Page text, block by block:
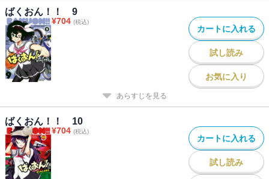
ばくおん！！ 9
¥704 (税込)
カートに入れる
試し読み
お気に入り
あらすじを見る
ばくおん！！ 10
¥704 (税込)
カートに入れる
試し読み